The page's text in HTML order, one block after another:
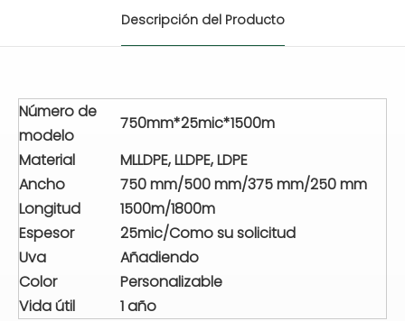
Descripción del Producto
Número de
modelo
750mm*25mic*1500m
Material
MLLDPE, LLDPE, LDPE
Ancho
750 mm/500 mm/375 mm/250 mm
Longitud
1500m/1800m
Espesor
25mic/Como su solicitud
Uva
Añadiendo
Color
Personalizable
Vida útil
1 año